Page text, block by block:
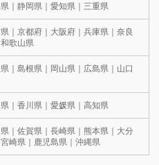
｜静岡県｜愛知県｜三重県
｜京都府｜大阪府｜兵庫県｜奈良
歌山県
｜島根県｜岡山県｜広島県｜山口
｜香川県｜愛媛県｜高知県
｜佐賀県｜長崎県｜熊本県｜大分
崎県｜鹿児島県｜沖縄県